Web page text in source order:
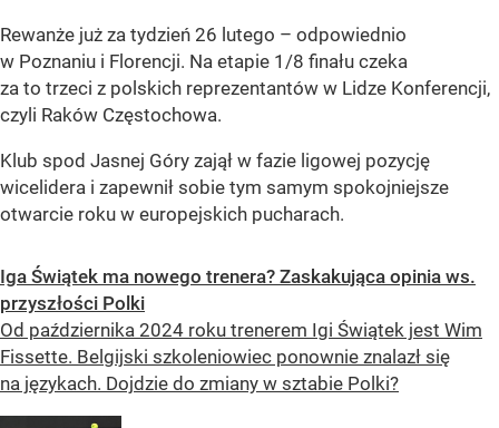
Rewanże już za tydzień 26 lutego – odpowiednio
w Poznaniu i Florencji. Na etapie 1/8 finału czeka
za to trzeci z polskich reprezentantów w Lidze Konferencji,
czyli Raków Częstochowa.
Klub spod Jasnej Góry zajął w fazie ligowej pozycję
wicelidera i zapewnił sobie tym samym spokojniejsze
otwarcie roku w europejskich pucharach.
Iga Świątek ma nowego trenera? Zaskakująca opinia ws.
przyszłości Polki
Od października 2024 roku trenerem Igi Świątek jest Wim
Fissette. Belgijski szkoleniowiec ponownie znalazł się
na językach. Dojdzie do zmiany w sztabie Polki?